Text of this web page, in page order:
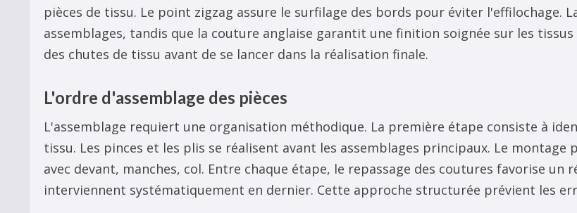
pièces de tissu. Le point zigzag assure le surfilage des bords pour éviter l'effilochage.
assemblages, tandis que la couture anglaise garantit une finition soignée sur les
des chutes de tissu avant de se lancer dans la réalisation finale.
L'ordre d'assemblage des pièces
L'assemblage requiert une organisation méthodique. La première étape consiste à
tissu. Les pinces et les plis se réalisent avant les assemblages principaux. Le montage
avec devant, manches, col. Entre chaque étape, le repassage des coutures favorise
interviennent systématiquement en dernier. Cette approche structurée prévient les